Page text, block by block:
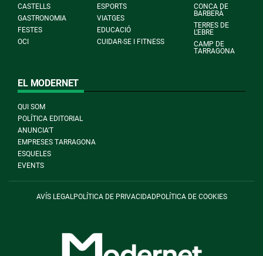
CASTELLS
ESPORTS
GASTRONOMIA
VIATGES
FESTES
EDUCACIÓ
OCI
CUIDAR-SE I FITNESS
CONCA DE
BARBERÀ
TERRES DE
L'EBRE
CAMP DE
TARRAGONA
EL MODERNET
QUI SOM
POLÍTICA EDITORIAL
ANUNCIA'T
EMPRESES TARRAGONA
ESQUELES
EVENTS
AVÍS LEGALPOLÍTICA DE PRIVACIDADPOLÍTICA DE COOKIES